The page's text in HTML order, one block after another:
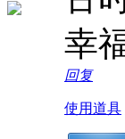
幸
回复
使用道具